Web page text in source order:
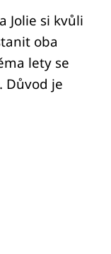
Jolie si kvůli
oba
lety se
Důvod je